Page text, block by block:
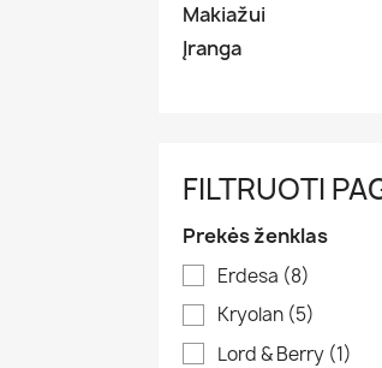
Makiažui
Įranga
FILTRUOTI
Prekės ženklas
Erdesa (8)
Kryolan (5)
Lord & Berry (1)